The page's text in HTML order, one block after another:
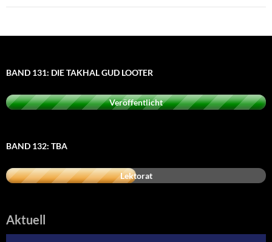
BAND 131: DIE TAKHAL GUD LOOTER
Veröffentlicht
BAND 132: TBA
Lektorat
Aktuell